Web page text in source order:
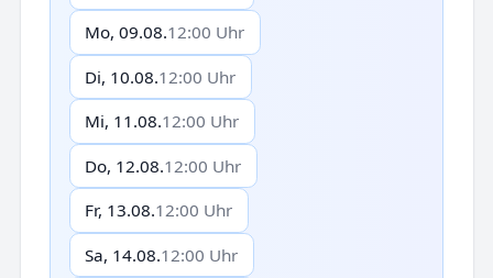
Mo, 09.08.12:00 Uhr
Di, 10.08.12:00 Uhr
Mi, 11.08.12:00 Uhr
Do, 12.08.12:00 Uhr
Fr, 13.08.12:00 Uhr
Sa, 14.08.12:00 Uhr